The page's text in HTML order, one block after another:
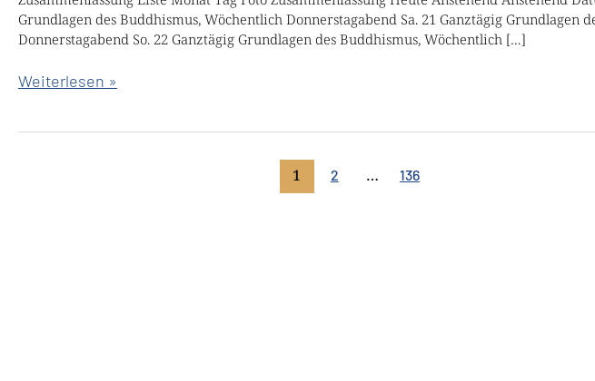
Grundlagen des Buddhismus, Wöchentlich Donnerstagabend Sa. 21 Ganztägig Grundlagen
Donnerstagabend So. 22 Ganztägig Grundlagen des Buddhismus, Wöchentlich […]
Retreat
mit
Nyima
Weiterlesen »
1 2 … 136